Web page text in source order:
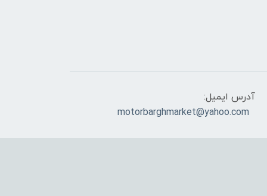
آدرس ایمیل:
motorbarghmarket@yahoo.com